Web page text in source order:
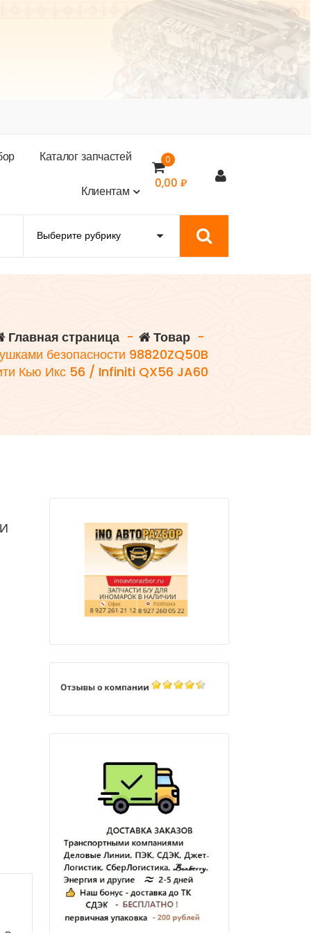
ор Каталогзапчастей
Клиентам
0
0,00 ₽
Главная страница - Товар -
безопасности 98820ZQ50B
Кью Икс 56 / Infiniti QX56 JA60